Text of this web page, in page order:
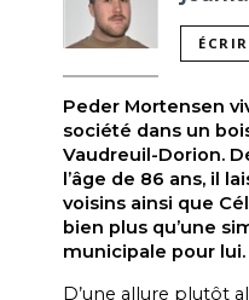
Peder Mortensen
société dans un
Vaudreuil-Dorion.
l’âge de 86 ans, il
voisins ainsi que
bien plus qu’une
municipale pour lui.
D’une allure plutôt